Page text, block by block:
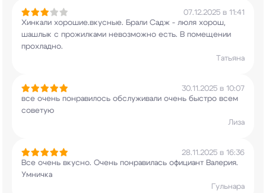
07.12.2025 в 11:41
Хинкали хорошие.вкусные. Брали Садж - люля хорош,
шашлык с прожилками невозможно есть. В помещении
прохладно.
Татьяна
30.11.2025 в 10:07
все очень понравилось обслуживали очень быстро всем
советую
Лиза
28.11.2025 в 16:36
Все очень вкусно. Очень понравилась официант Валерия.
Умничка
Гульнара